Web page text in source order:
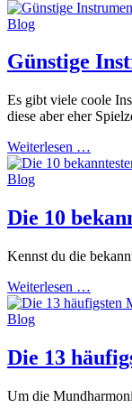
Blog
Günstige
Es gibt viele coole
diese aber eher
Weiterlesen …
Blog
Die 10
Kennst du die
Weiterlesen …
Blog
Die 13
Um die